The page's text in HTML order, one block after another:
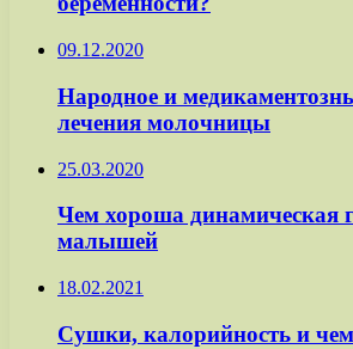
09.12.2020
Народное и
лечения молочницы
25.03.2020
Чем хороша динамическая
малышей
18.02.2021
Сушки, калорийность и